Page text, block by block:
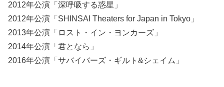
2012年公演「深呼吸する惑星」
2012年公演「SHINSAI Theaters for Japan in Tokyo」
2013年公演「ロスト・イン・ヨンカーズ」
2014年公演「君となら」
2016年公演「サバイバーズ・ギルト&シェイム」